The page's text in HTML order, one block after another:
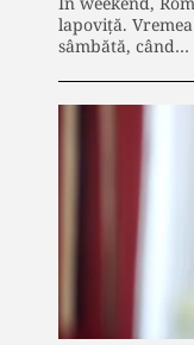
lapoviță.
sâmbătă, când…